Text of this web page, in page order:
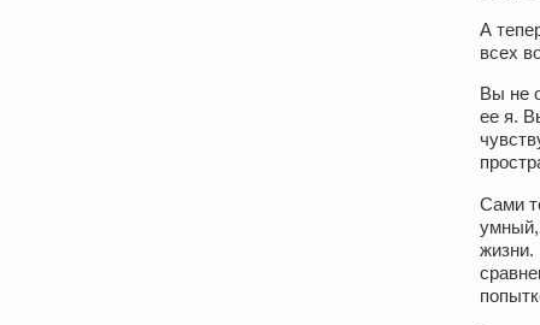
А
всех
Вы не
ее я.
Сами
умный,
жизни.